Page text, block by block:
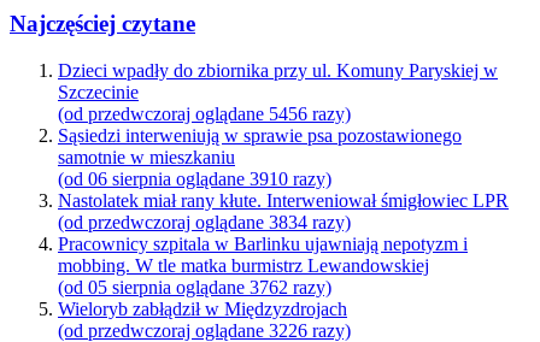
Najczęściej czytane
Dzieci wpadły do zbiornika przy ul. Komuny Paryskiej w
Szczecinie
(od przedwczoraj oglądane 5456 razy)
Sąsiedzi interweniują w sprawie psa pozostawionego
samotnie w mieszkaniu
(od 06 sierpnia oglądane 3910 razy)
Nastolatek miał rany kłute. Interweniował śmigłowiec LPR
(od przedwczoraj oglądane 3834 razy)
Pracownicy szpitala w Barlinku ujawniają nepotyzm i
mobbing. W tle matka burmistrz Lewandowskiej
(od 05 sierpnia oglądane 3762 razy)
Wieloryb zabłądził w Międzyzdrojach
(od przedwczoraj oglądane 3226 razy)